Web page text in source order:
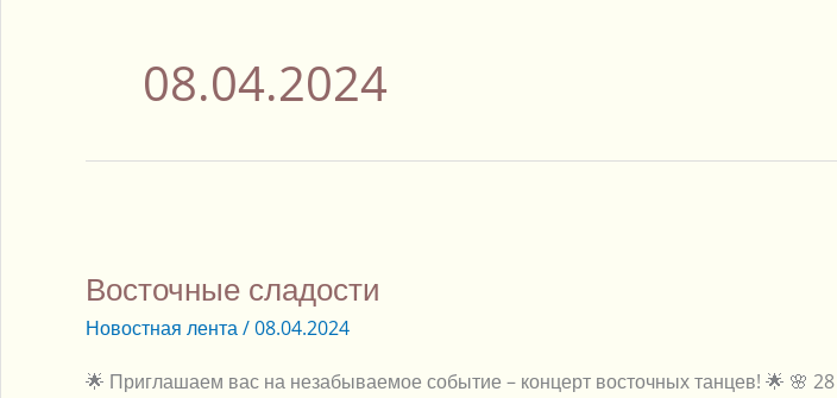
08.04.2024
Восточные сладости
Новостная лента/08.04.2024
🌟 Приглашаем вас на незабываемое событие – концерт восточных танцев! 🌟 🌸